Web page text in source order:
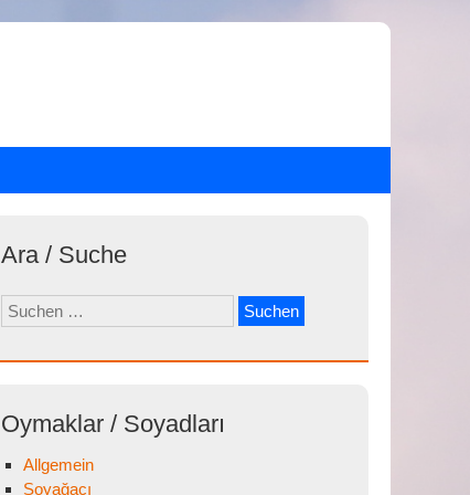
Ara / Suche
Suchen
nach:
Oymaklar / Soyadları
Allgemein
Soyağacı